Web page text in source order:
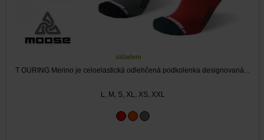
skladem
T OURING Merino je celoelastická odlehčená podkolenka designovaná...
L, M, S, XL, XS, XXL